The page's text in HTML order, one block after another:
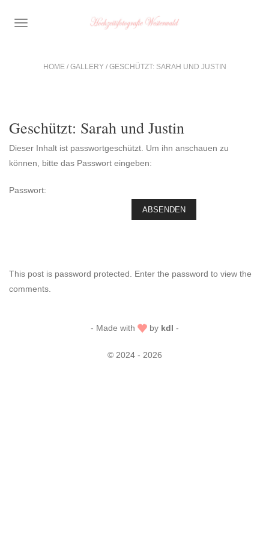
TOGGLE
NAVIGATION
HOME / GALLERY / GESCHÜTZT: SARAH UND JUSTIN
Geschützt: Sarah und Justin
Dieser Inhalt ist passwortgeschützt. Um ihn anschauen zu
können, bitte das Passwort eingeben:
Passwort:
This post is password protected. Enter the password to view the
comments.
- Made with by kdl -
© 2024 - 2026